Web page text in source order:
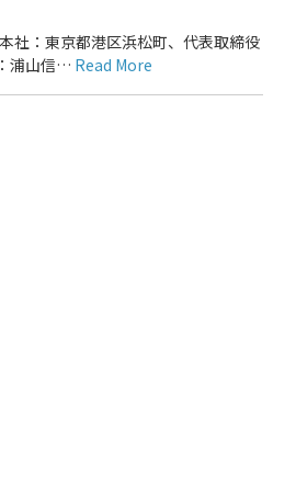
社：東京都港区浜松町、代表取締役
浦山信… Read More